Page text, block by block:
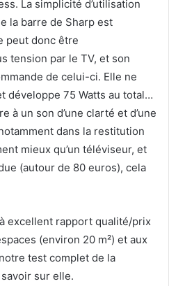
La simplicité d’utilisation
la barre de Sharp est
peut donc être
tension par le TV, et son
de celui-ci. Elle ne
développe 75 Watts au total…
à un son d’une clarté et d’une
dans la restitution
mieux qu’un téléviseur, et
(autour de 80 euros), cela
à excellent rapport qualité/prix
(environ 20 m²) et aux
test complet de la
sur elle.